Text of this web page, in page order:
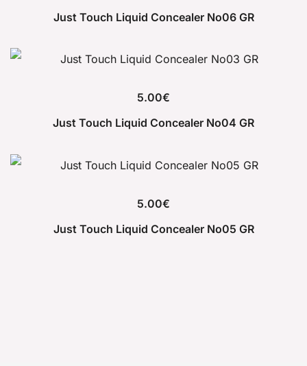
Just Touch Liquid Concealer No06 GR
5.00€
Just Touch Liquid Concealer No04 GR
5.00€
Just Touch Liquid Concealer No05 GR